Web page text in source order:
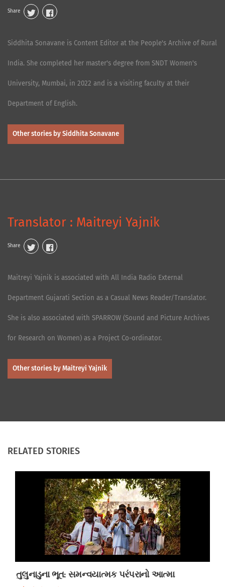
Share
Siddhita Sonavane is Content Editor at the People's Archive of Rural
India. She completed her master's degree from SNDT Women's
University, Mumbai, in 2022 and is a visiting faculty at their
Department of English.
Other stories by Siddhita Sonavane
Translator : Maitreyi Yajnik
Share
Maitreyi Yajnik is associated with All India Radio External
Department Gujarati Section as a Casual News Reader/Translator.
She is also associated with SPARROW (Sound and Picture Archives
for Research on Women) as a Project Co-ordinator.
Other stories by Maitreyi Yajnik
RELATED STORIES
તુલુનાડુના ભૂત: સમન્વયાત્મક પરંપરાનો આત્મા